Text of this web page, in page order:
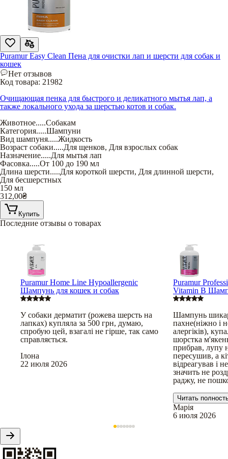
Puramur Easy Clean Пена для очистки лап и шерсти для собак и
кошек
Нет отзывов
Код товара: 21982
Очищающая пенка для быстрого и деликатного мытья лап, а
также локального ухода за шерстью котов и собак.
Животное.....Собакам
Категория.....Шампуни
Вид шампуня.....Жидкость
Возраст собаки.....Для щенков, Для взрослых собак
Назначение.....Для мытья лап
Фасовка.....От 100 до 190 мл
Длина шерсти.....Для короткой шерсти, Для длинной шерсти,
Для бесшерстных
150 мл
312,00₴
Купить
Последние отзывы о товарах
Puramur Home Line Hypoallergenic
Шампунь для кошек и собак
У собаки дерматит (рожева шерсть на
лапках) купляла за 500 грн, думаю,
спробую цей, взагалі не гірше, так само
справляється.
Ілона
22 июля 2026
Puramur
Vitamin B
Шампунь
пахне(ніжно і
алергіків),
шорстка
прибрав, лупу
пересушив, а
відреагував і
значить не
раджу, не
Читать
Марія
6 июля 2026